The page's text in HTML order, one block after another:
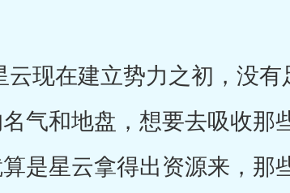
在建立势力之初，没有
气和地盘，想要去吸收
是星云拿得出资源来，那